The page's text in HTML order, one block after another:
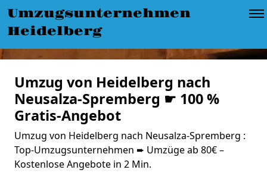
Umzugsunternehmen
Heidelberg
Umzug von Heidelberg nach
Neusalza-Spremberg ☛ 100 %
Gratis-Angebot
Umzug von Heidelberg nach Neusalza-Spremberg :
Top-Umzugsunternehmen ➨ Umzüge ab 80€ –
Kostenlose Angebote in 2 Min.